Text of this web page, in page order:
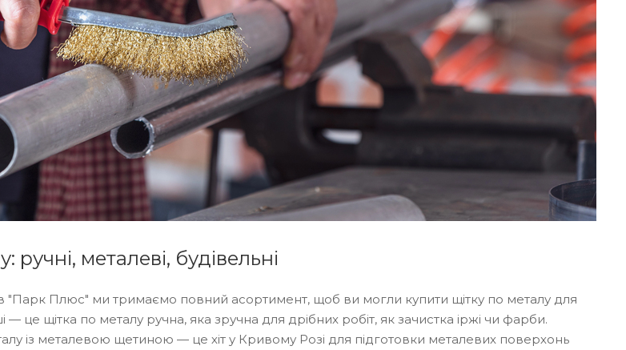
металеві, будівельні
в "Парк Плюс" ми тримаємо повний асортимент, щоб ви могли купити щітку по металу для
— це щітка по металу ручна, яка зручна для дрібних робіт, як зачистка іржі чи фарби.
із металевою щетиною — це хіт у Кривому Розі для підготовки металевих поверхонь